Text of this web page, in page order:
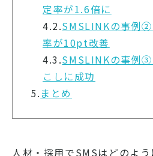
定率が1.6倍に
4.2.SMSLINKの事例②
率が10pt改善
4.3.SMSLINKの事例
こしに成功
5. まとめ
人材・採用でSMSはどのよ